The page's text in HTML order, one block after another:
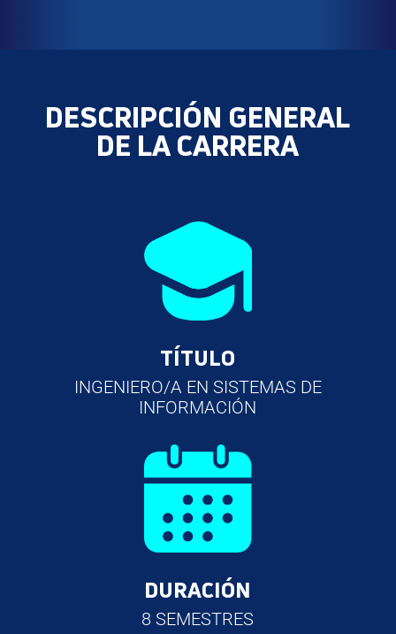
DESCRIPCIÓN GENERAL
DE LA CARRERA
TÍTULO
INGENIERO/A EN SISTEMAS DE
INFORMACIÓN
DURACIÓN
8 SEMESTRES